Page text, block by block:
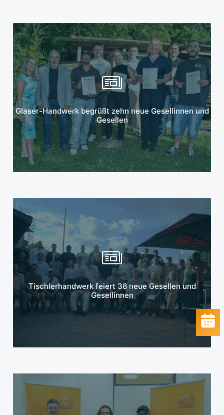
Glaser-Handwerk begrüßt zehn neue Gesellinnen und
Gesellen
Mehr erfahren
Tischlerhandwerk feiert 38 neue Gesellen und
Gesellinnen
Mehr erfahren